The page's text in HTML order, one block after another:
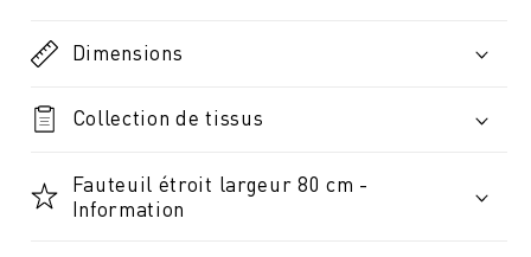
Dimensions
Collection de tissus
Fauteuil étroit largeur 80 cm -
Information